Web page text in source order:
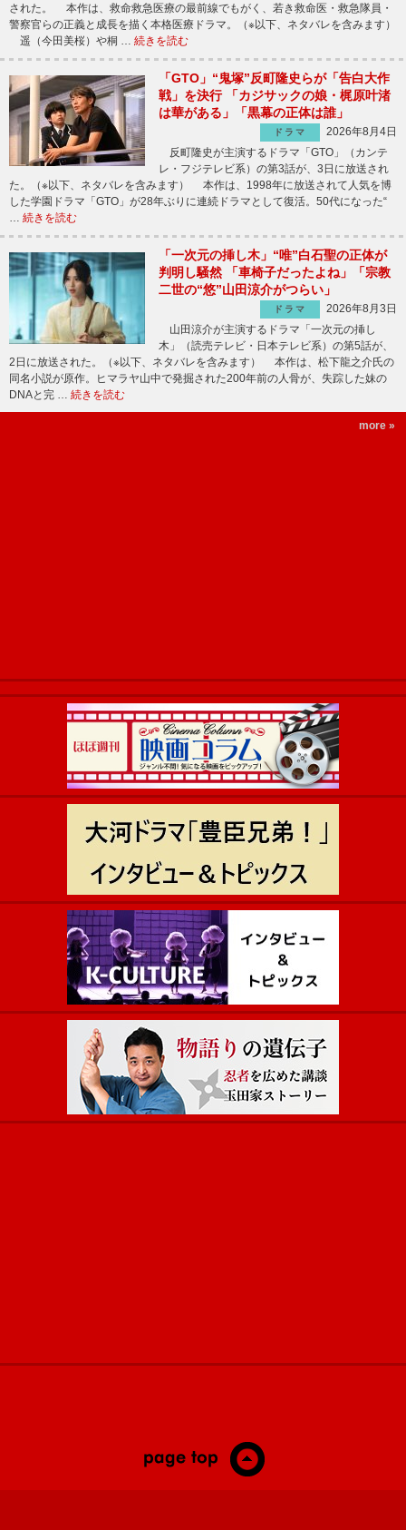
された。 本作は、救命救急医療の最前線でもがく、若き救命医・救急隊員・
警察官らの正義と成長を描く本格医療ドラマ。（※以下、ネタバレを含みます）
遥（今田美桜）や桐 … 続きを読む
「GTO」“鬼塚”反町隆史らが「告白大作
戦」を決行 「カジサックの娘・梶原叶渚
は華がある」「黒幕の正体は誰」
ドラマ
2026年8月4日
反町隆史が主演するドラマ「GTO」（カンテ
レ・フジテレビ系）の第3話が、3日に放送され
た。（※以下、ネタバレを含みます） 本作は、1998年に放送されて人気を博
した学園ドラマ「GTO」が28年ぶりに連続ドラマとして復活。50代になった“
続きを読む
「一次元の挿し木」“唯”白石聖の正体が
判明し騒然 「車椅子だったよね」「宗教
二世の“悠”山田涼介がつらい」
ドラマ
2026年8月3日
山田涼介が主演するドラマ「一次元の挿し
木」（読売テレビ・日本テレビ系）の第5話が、
2日に放送された。（※以下、ネタバレを含みます） 本作は、松下龍之介氏の
同名小説が原作。ヒマラヤ山中で発掘された200年前の人骨が、失踪した妹の
DNAと完 … 続きを読む
more »